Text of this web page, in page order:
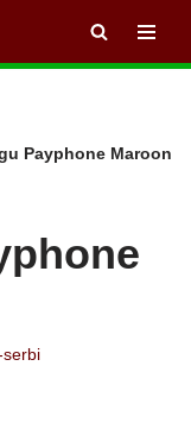
Payphone Maroon
serbi